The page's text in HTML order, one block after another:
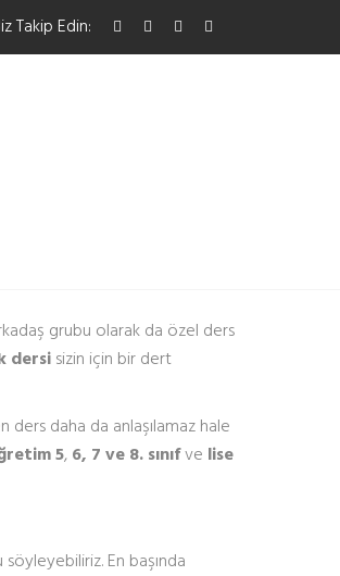
Takip Edin:
grubu olarak da özel ders
dersisizin için bir dert
ders daha da anlaşılamaz hale
5,6, 7 ve 8. sınıfve lise
En başında